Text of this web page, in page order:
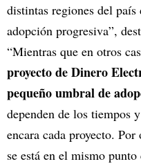
distintas regiones del
adopción progresiva”,
“Mientras que en otros
proyecto de Dinero
pequeño umbral de
dependen de los tiempos
encara cada proyecto.
se está en el mismo